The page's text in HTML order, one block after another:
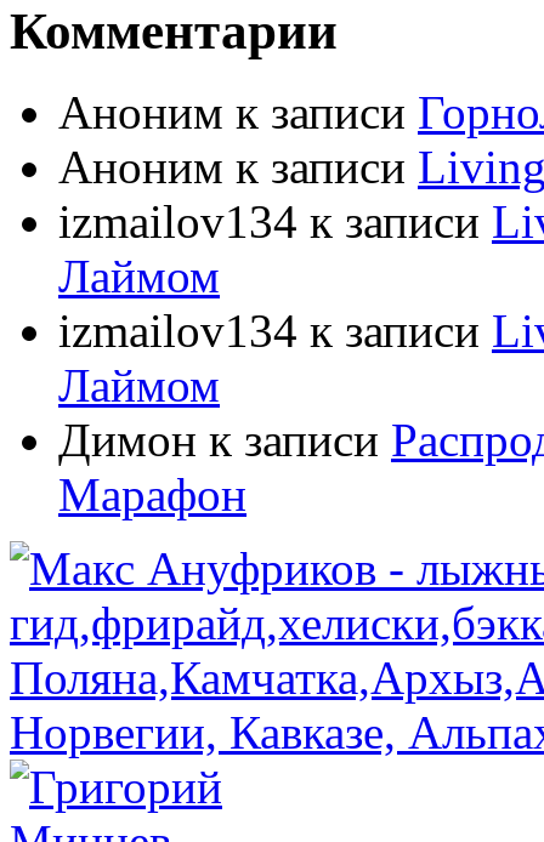
Комментарии
Аноним к записи
Аноним к записи
izmailov134 к записи
Лаймом
izmailov134 к записи
Лаймом
Димон к записи
Марафон